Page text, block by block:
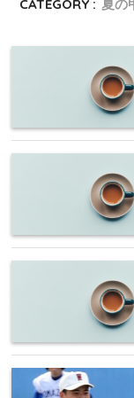
CATEGORY : 夏の